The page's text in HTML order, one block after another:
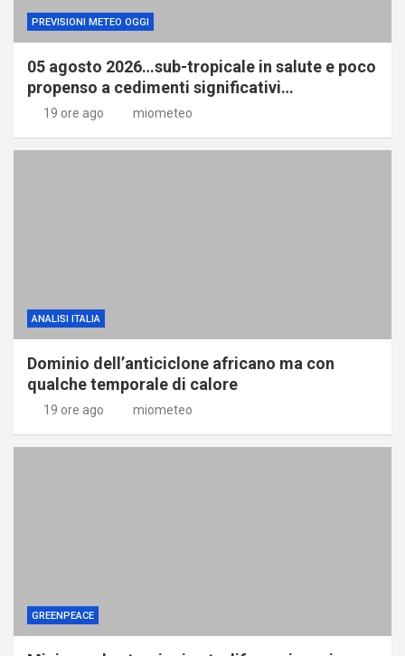
PREVISIONI METEO OGGI
05 agosto 2026…sub-tropicale in salute e poco
propenso a cedimenti significativi…
19 ore ago miometeo
ANALISI ITALIA
Dominio dell’anticiclone africano ma con
qualche temporale di calore
19 ore ago miometeo
GREENPEACE